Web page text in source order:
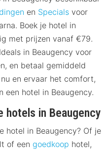
en Specials voor
Boek je hotel in
met prijzen vanaf €79.
in Beaugency voor
en betaal gemiddeld
en ervaar het comfort,
een hotel in Beaugency.
hotels in Beaugency
hotel in Beaugency? Of je
of een goedkoop hotel,